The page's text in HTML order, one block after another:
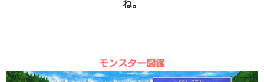
ね。
モンスター図鑑